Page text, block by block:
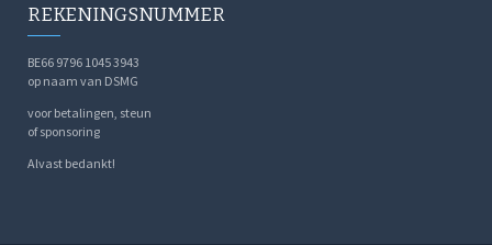
REKENINGSNUMMER
BE66 9796 1045 3943
op naam van DSMG
voor betalingen, steun
of sponsoring
Alvast bedankt!